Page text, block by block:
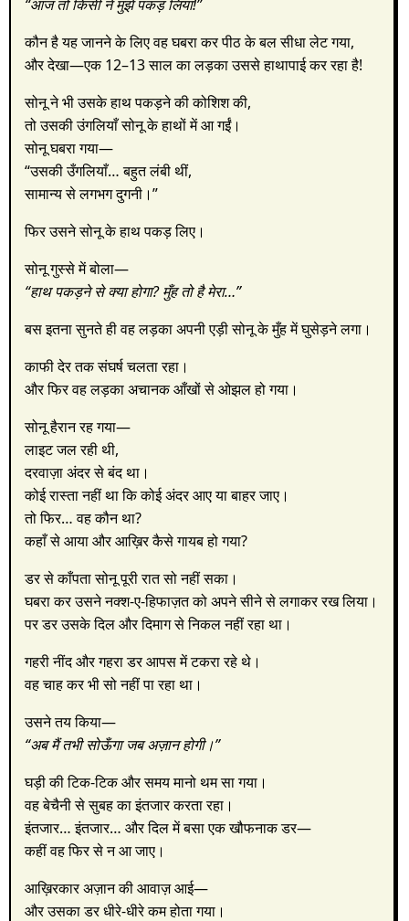
“आज तो किसी ने मुझे पकड़ लिया!”
कौन है यह जानने के लिए वह घबरा कर पीठ के बल सीधा लेट गया,
और देखा—एक 12–13 साल का लड़का उससे हाथापाई कर रहा है!
सोनू ने भी उसके हाथ पकड़ने की कोशिश की,
तो उसकी उंगलियाँ सोनू के हाथों में आ गईं।
सोनू घबरा गया—
“उसकी उँगलियाँ… बहुत लंबी थीं,
सामान्य से लगभग दुगनी।”
फिर उसने सोनू के हाथ पकड़ लिए।
सोनू गुस्से में बोला—
“हाथ पकड़ने से क्या होगा? मुँह तो है मेरा…”
बस इतना सुनते ही वह लड़का अपनी एड़ी सोनू के मुँह में घुसेड़ने लगा।
काफी देर तक संघर्ष चलता रहा।
और फिर वह लड़का अचानक आँखों से ओझल हो गया।
सोनू हैरान रह गया—
लाइट जल रही थी,
दरवाज़ा अंदर से बंद था।
कोई रास्ता नहीं था कि कोई अंदर आए या बाहर जाए।
तो फिर… वह कौन था?
कहाँ से आया और आख़िर कैसे गायब हो गया?
डर से काँपता सोनू पूरी रात सो नहीं सका।
घबरा कर उसने नक्श-ए-हिफाज़त को अपने सीने से लगाकर रख लिया।
पर डर उसके दिल और दिमाग से निकल नहीं रहा था।
गहरी नींद और गहरा डर आपस में टकरा रहे थे।
वह चाह कर भी सो नहीं पा रहा था।
उसने तय किया—
“अब मैं तभी सोऊँगा जब अज़ान होगी।”
घड़ी की टिक-टिक और समय मानो थम सा गया।
वह बेचैनी से सुबह का इंतजार करता रहा।
इंतजार… इंतजार… और दिल में बसा एक खौफनाक डर—
कहीं वह फिर से न आ जाए।
आख़िरकार अज़ान की आवाज़ आई—
और उसका डर धीरे-धीरे कम होता गया।